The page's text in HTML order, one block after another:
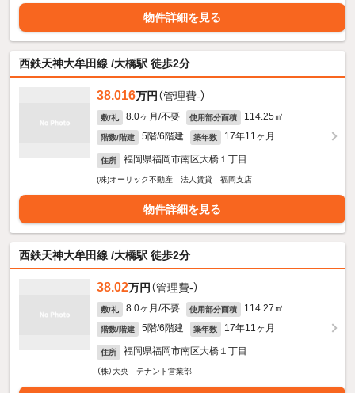
物件詳細を見る
西鉄天神大牟田線 /大橋駅 徒歩2分
38.016万円 （管理費-）
敷/礼 8.0ヶ月/不要 使用部分面積 114.25㎡
階数/階建 5階/6階建 築年数 17年11ヶ月
住所 福岡県福岡市南区大橋１丁目
(株)オーリック不動産 法人賃貸 福岡支店
物件詳細を見る
西鉄天神大牟田線 /大橋駅 徒歩2分
38.02万円 （管理費-）
敷/礼 8.0ヶ月/不要 使用部分面積 114.27㎡
階数/階建 5階/6階建 築年数 17年11ヶ月
住所 福岡県福岡市南区大橋１丁目
（株）大央 テナント営業部